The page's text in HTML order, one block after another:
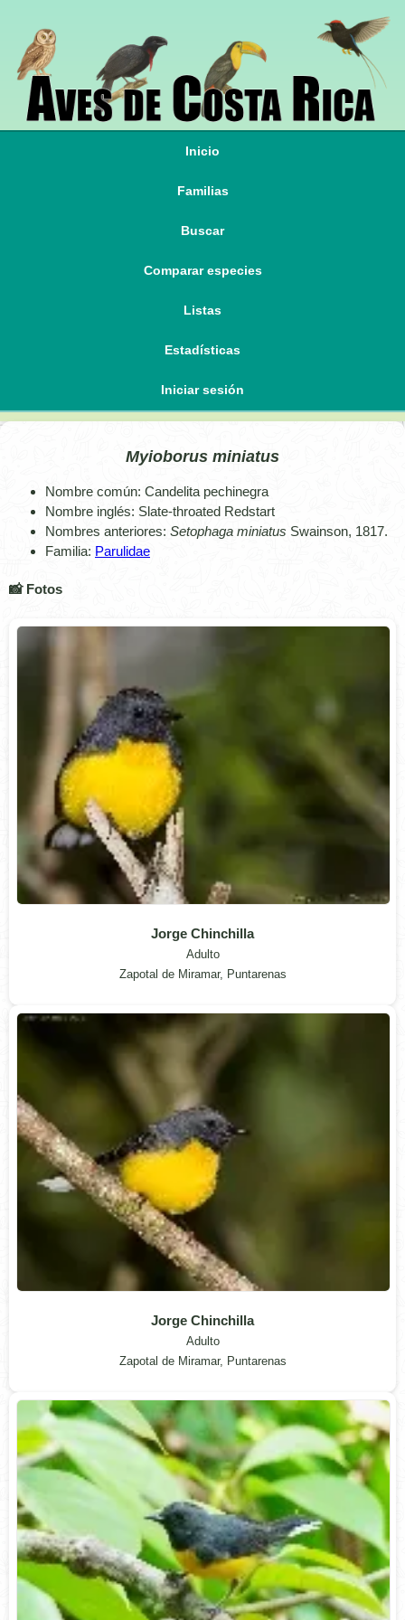
Inicio
Familias
Buscar
Comparar especies
Listas
Estadísticas
Iniciar sesión
Myioborus miniatus
Nombre común: Candelita pechinegra
Nombre inglés: Slate-throated Redstart
Nombres anteriores: Setophaga miniatus Swainson, 1817.
Familia: Parulidae
📸 Fotos
Jorge Chinchilla
Adulto
Zapotal de Miramar, Puntarenas
Jorge Chinchilla
Adulto
Zapotal de Miramar, Puntarenas